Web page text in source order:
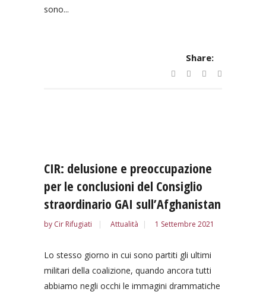
sono...
Share:
CIR: delusione e preoccupazione
per le conclusioni del Consiglio
straordinario GAI sull’Afghanistan
by Cir Rifugiati Attualità 1 Settembre 2021
Lo stesso giorno in cui sono partiti gli ultimi
militari della coalizione, quando ancora tutti
abbiamo negli occhi le immagini drammatiche